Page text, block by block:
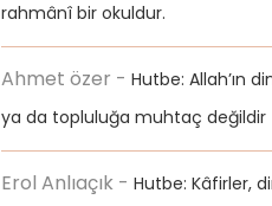
rahmânî bir okuldur.
Ahmet özer -Hutbe: Allah’ın
ya da topluluğa muhtaç değildir
Erol Anlıaçık -Hutbe: Kâfirler,